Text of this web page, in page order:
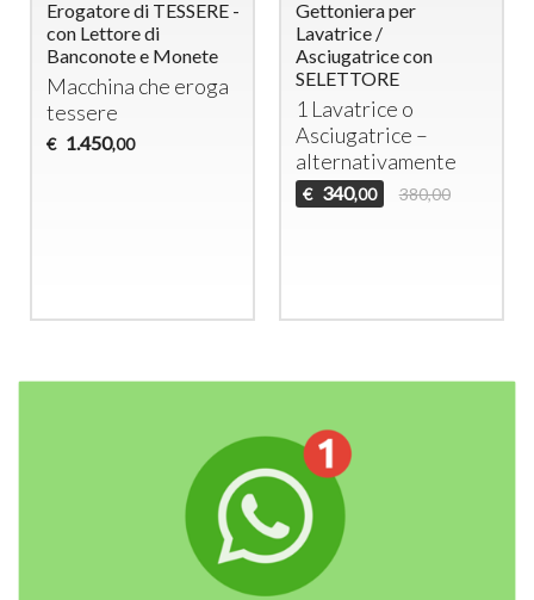
Erogatore di TESSERE -
con Lettore di
Banconote e Monete
Macchina che eroga
tessere
€ 1.450,00
Gettoniera per
Lavatrice /
Asciugatrice con
SELETTORE
1 Lavatrice o
Asciugatrice –
alternativamente
€ 340,00 380,00